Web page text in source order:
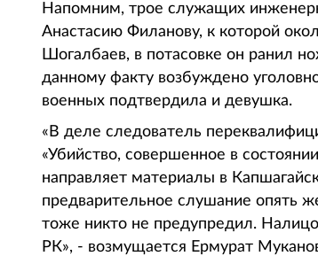
Напомним, трое служащих
Анастасию Филанову, к которой
Шогалбаев, в потасовке он ранил
данному факту возбуждено
военных подтвердила и девушка.
«В деле следователь
«Убийство, совершенное в
направляет материалы в
предварительное слушание опять
тоже никто не предупредил.
РК», - возмущается Ермурат